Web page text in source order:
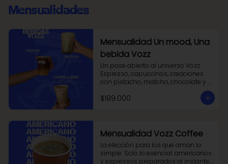
Mensualidades
Mensualidad Un mood, Una
bebida Vozz
Un pase abierto al universo Vozz.
Espresso, capuccinos, creaciones
con pistacho, matcha, chocolate y
más. La Mensualidad Vozz te permite
elegir sin preocuparte: Una bebida al
$189.000
Mensualidad Vozz Coffee
La elección para los que aman lo
simple. Solo lo esencial: americanos
y espressos preparados al instante,